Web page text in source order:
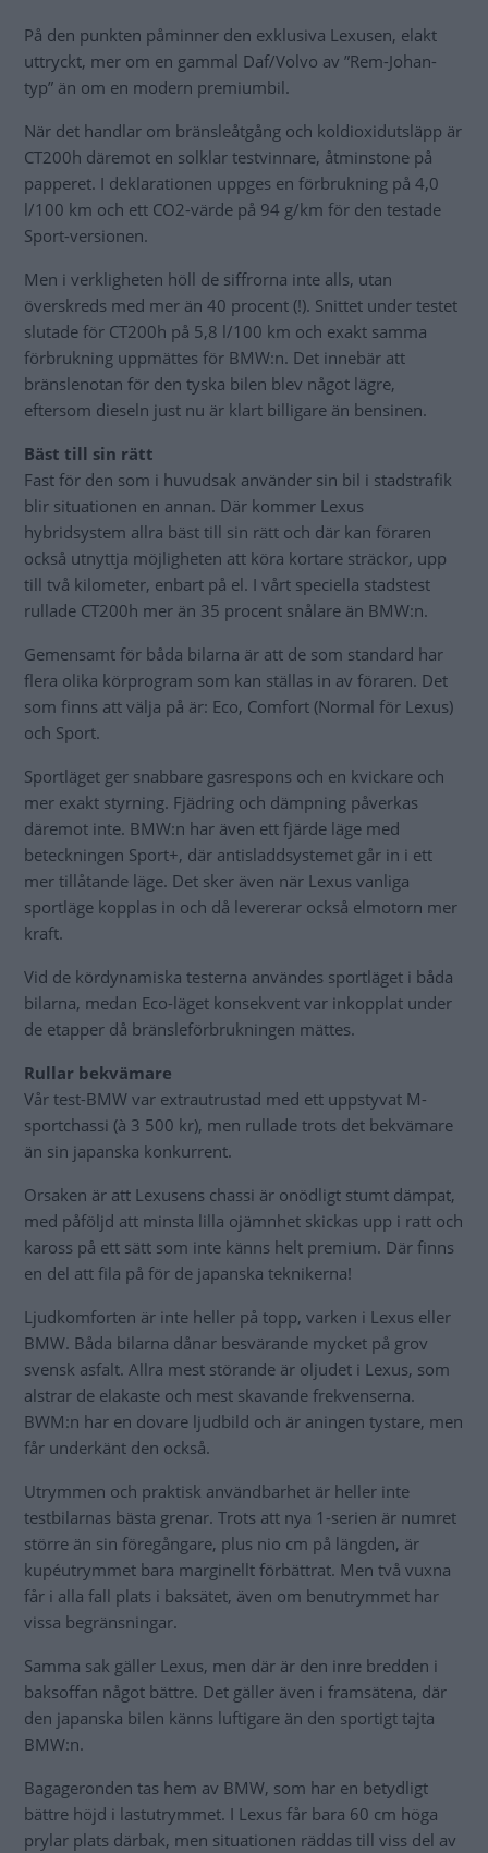
På den punkten påminner den exklusiva Lexusen, elakt
uttryckt, mer om en gammal Daf/Volvo av ”Rem-Johan-
typ” än om en modern premiumbil.
När det handlar om bränsleåtgång och koldioxidutsläpp är
CT200h däremot en solklar testvinnare, åtminstone på
papperet. I deklarationen uppges en förbrukning på 4,0
l/100 km och ett CO2-värde på 94 g/km för den testade
Sport-versionen.
Men i verkligheten höll de siffrorna inte alls, utan
överskreds med mer än 40 procent (!). Snittet under testet
slutade för CT200h på 5,8 l/100 km och exakt samma
förbrukning uppmättes för BMW:n. Det innebär att
bränslenotan för den tyska bilen blev något lägre,
eftersom dieseln just nu är klart billigare än bensinen.
Bäst till sin rätt
Fast för den som i huvudsak använder sin bil i stadstrafik
blir situationen en annan. Där kommer Lexus
hybridsystem allra bäst till sin rätt och där kan föraren
också utnyttja möjligheten att köra kortare sträckor, upp
till två kilometer, enbart på el. I vårt speciella stadstest
rullade CT200h mer än 35 procent snålare än BMW:n.
Gemensamt för båda bilarna är att de som standard har
flera olika körprogram som kan ställas in av föraren. Det
som finns att välja på är: Eco, Comfort (Normal för Lexus)
och Sport.
Sportläget ger snabbare gasrespons och en kvickare och
mer exakt styrning. Fjädring och dämpning påverkas
däremot inte. BMW:n har även ett fjärde läge med
beteckningen Sport+, där antisladdsystemet går in i ett
mer tillåtande läge. Det sker även när Lexus vanliga
sportläge kopplas in och då levererar också elmotorn mer
kraft.
Vid de kördynamiska testerna användes sportläget i båda
bilarna, medan Eco-läget konsekvent var inkopplat under
de etapper då bränsleförbrukningen mättes.
Rullar bekvämare
Vår test-BMW var extrautrustad med ett uppstyvat M-
sportchassi (à 3 500 kr), men rullade trots det bekvämare
än sin japanska konkurrent.
Orsaken är att Lexusens chassi är onödligt stumt dämpat,
med påföljd att minsta lilla ojämnhet skickas upp i ratt och
kaross på ett sätt som inte känns helt premium. Där finns
en del att fila på för de japanska teknikerna!
Ljudkomforten är inte heller på topp, varken i Lexus eller
BMW. Båda bilarna dånar besvärande mycket på grov
svensk asfalt. Allra mest störande är oljudet i Lexus, som
alstrar de elakaste och mest skavande frekvenserna.
BWM:n har en dovare ljudbild och är aningen tystare, men
får underkänt den också.
Utrymmen och praktisk användbarhet är heller inte
testbilarnas bästa grenar. Trots att nya 1-serien är numret
större än sin föregångare, plus nio cm på längden, är
kupéutrymmet bara marginellt förbättrat. Men två vuxna
får i alla fall plats i baksätet, även om benutrymmet har
vissa begränsningar.
Samma sak gäller Lexus, men där är den inre bredden i
baksoffan något bättre. Det gäller även i framsätena, där
den japanska bilen känns luftigare än den sportigt tajta
BMW:n.
Bagageronden tas hem av BMW, som har en betydligt
bättre höjd i lastutrymmet. I Lexus får bara 60 cm höga
prylar plats därbak, men situationen räddas till viss del av